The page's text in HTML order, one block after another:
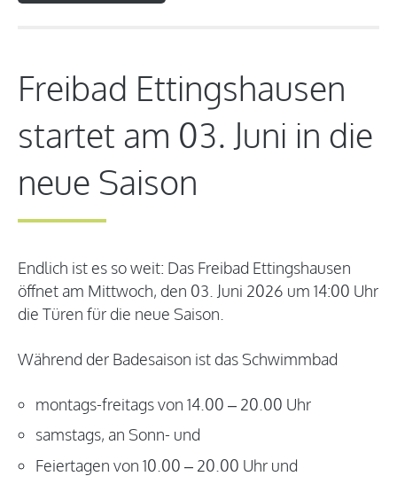
Freibad Ettingshausen
startet am 03. Juni in die
neue Saison
Endlich ist es so weit: Das Freibad Ettingshausen
öffnet am Mittwoch, den 03. Juni 2026 um 14:00 Uhr
die Türen für die neue Saison.
Während der Badesaison ist das Schwimmbad
montags-freitags von 14.00 – 20.00 Uhr
samstags, an Sonn- und
Feiertagen von 10.00 – 20.00 Uhr und